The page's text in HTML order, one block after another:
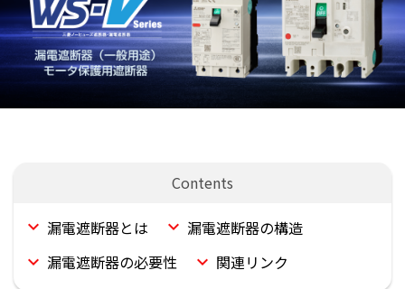
漏電遮断器とは
漏電遮断器の構造
漏電遮断器の必要性
関連リンク